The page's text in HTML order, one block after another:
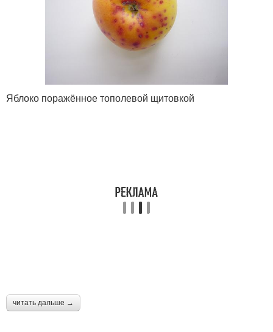
Яблоко поражённое тополевой щитовкой
читать дальше →